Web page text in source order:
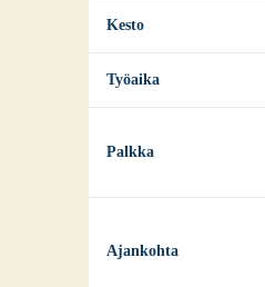
Kes­to
Työ­ai­ka
Palk­ka
Ajan­koh­ta